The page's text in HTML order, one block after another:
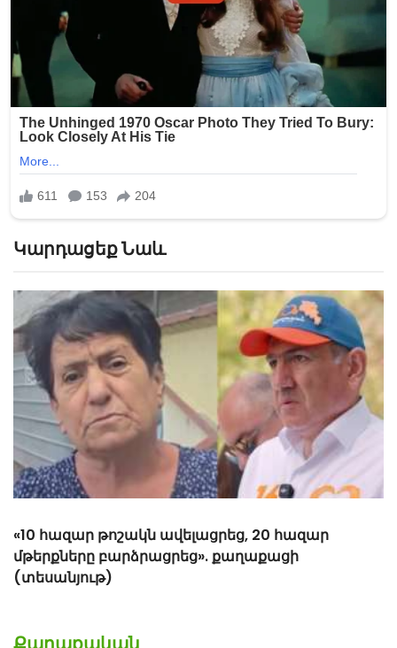
Կարդացեք Նաև
«Հիշեցի՞ք մեզ, ձեր սանիկներն ենք». աղջիկները՝
Նիկոլ Փաշինյանին